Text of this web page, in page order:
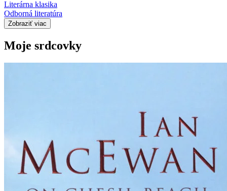
Literárna klasika
Odborná literatúra
Zobraziť viac
Moje srdcovky